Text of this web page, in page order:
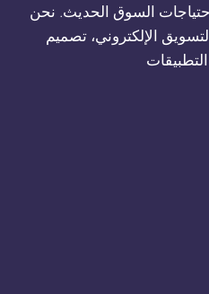
السوق الحديث. نحن
الإلكتروني، تصميم